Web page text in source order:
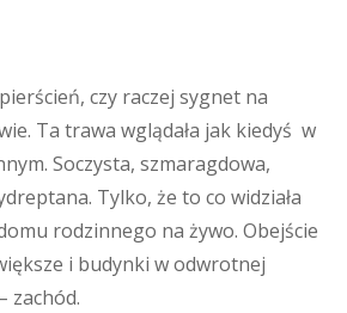
czy raczej sygnet na
Ta trawa wglądała jak kiedyś w
Soczysta, szmaragdowa,
Tylko, że to co widziała
rodzinnego na żywo. Obejście
i budynki w odwrotnej
zachód.